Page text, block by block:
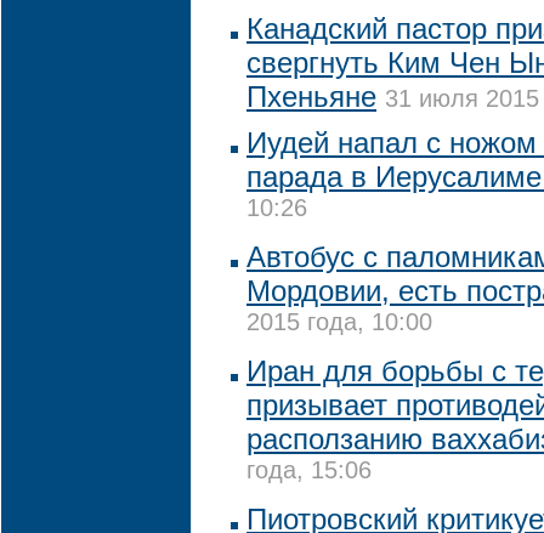
Канадский пастор
свергнуть Ким Чен
Пхеньяне 31 июля 2015
Иудей напал с ножом
парада в
10:26
Автобус с
Мордовии, есть
2015 года, 10:00
Иран для борьбы с
призывает
расползанию
года, 15:06
Пиотровский